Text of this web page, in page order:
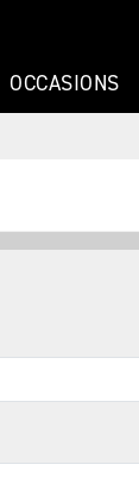
OCCASIONS